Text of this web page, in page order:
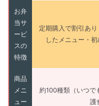
お弁
当サ
ービ
スの
特徴
定期購入で割引あ
したメニュー・
商品
メニ
ュー
約100種類（いつで
護